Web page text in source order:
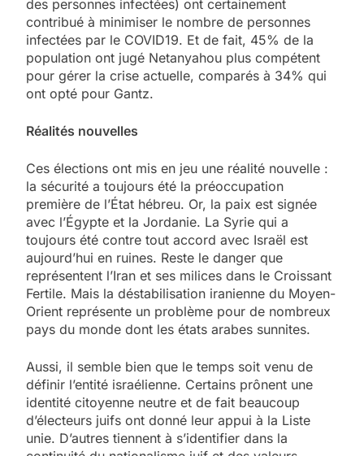
des personnes infectées) ont certainement
contribué à minimiser le nombre de personnes
infectées par le COVID19. Et de fait, 45% de la
population ont jugé Netanyahou plus compétent
pour gérer la crise actuelle, comparés à 34% qui
ont opté pour Gantz.
Réalités nouvelles
Ces élections ont mis en jeu une réalité nouvelle :
la sécurité a toujours été la préoccupation
première de l’État hébreu. Or, la paix est signée
avec l’Égypte et la Jordanie. La Syrie qui a
toujours été contre tout accord avec Israël est
aujourd’hui en ruines. Reste le danger que
représentent l’Iran et ses milices dans le Croissant
Fertile. Mais la déstabilisation iranienne du Moyen-
Orient représente un problème pour de nombreux
pays du monde dont les états arabes sunnites.
Aussi, il semble bien que le temps soit venu de
définir l’entité israélienne. Certains prônent une
identité citoyenne neutre et de fait beaucoup
d’électeurs juifs ont donné leur appui à la Liste
unie. D’autres tiennent à s’identifier dans la